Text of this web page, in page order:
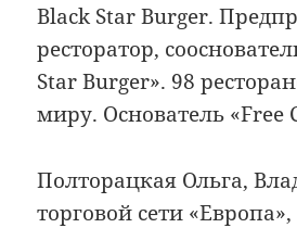
Black Star Burger.
ресторатор,
Star Burger». 98
миру. Основатель «Free
Полторацкая Ольга,
торговой сети «Европа»,